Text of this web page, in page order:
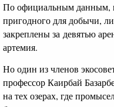
По официальным данным,
пригодного для добычи,
закреплены за девятью
артемия.
Но один из членов
профессор Каирбай
на тех озерах, где